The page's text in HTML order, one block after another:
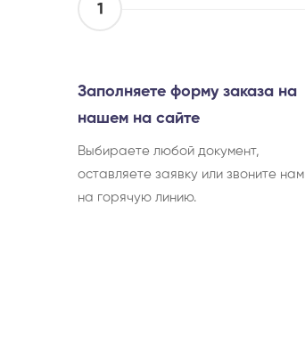
1
Заполняете форму заказа на
нашем на сайте
Выбираете любой документ,
оставляете заявку или звоните нам
на горячую линию.